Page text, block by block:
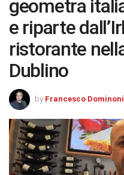
geometra
e riparte
ristorante
Dublino
by Francesco Dominoni